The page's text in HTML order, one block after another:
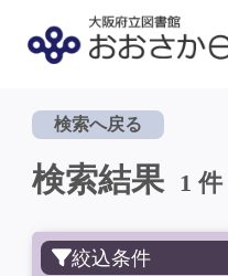
検索へ戻る
検索結果 1 件
絞込条件